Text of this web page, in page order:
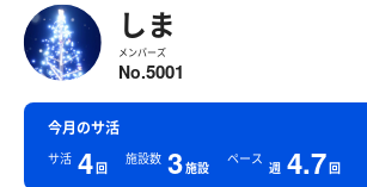
しま
メンバーズ
No.5001
今月のサ活
サ活 4回
施設数 3施設
ペース
週 4.7回